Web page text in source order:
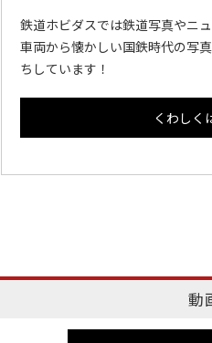
鉄道ホビダスでは鉄道写真やニ
車両から懐かしい国鉄時代の写
ちしています！
くわしく
動